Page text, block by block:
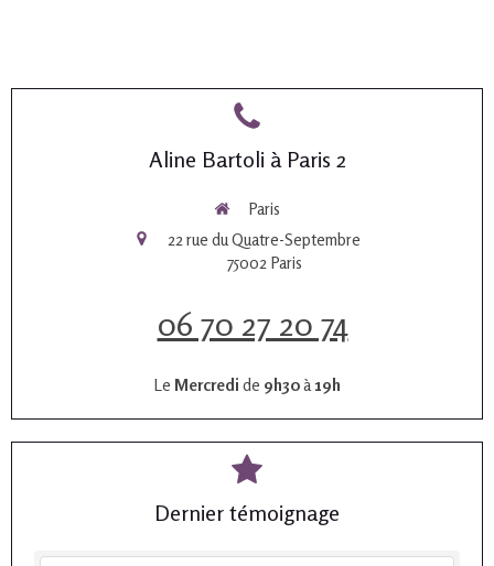
Aline Bartoli à Paris 2
Paris
22 rue du Quatre-Septembre
75002 Paris
06 70 27 20 74
Le Mercredi de 9h30à19h
Dernier témoignage